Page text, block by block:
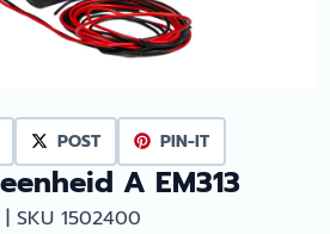
POST PIN-IT
A EM313
SKU 1502400